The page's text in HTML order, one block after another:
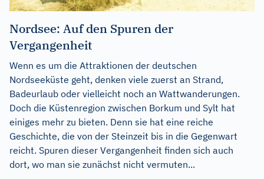
Nordsee: Auf den Spuren der
Vergangenheit
Wenn es um die Attraktionen der deutschen
Nordseeküste geht, denken viele zuerst an Strand,
Badeurlaub oder vielleicht noch an Wattwanderungen.
Doch die Küstenregion zwischen Borkum und Sylt hat
einiges mehr zu bieten. Denn sie hat eine reiche
Geschichte, die von der Steinzeit bis in die Gegenwart
reicht. Spuren dieser Vergangenheit finden sich auch
dort, wo man sie zunächst nicht vermuten...